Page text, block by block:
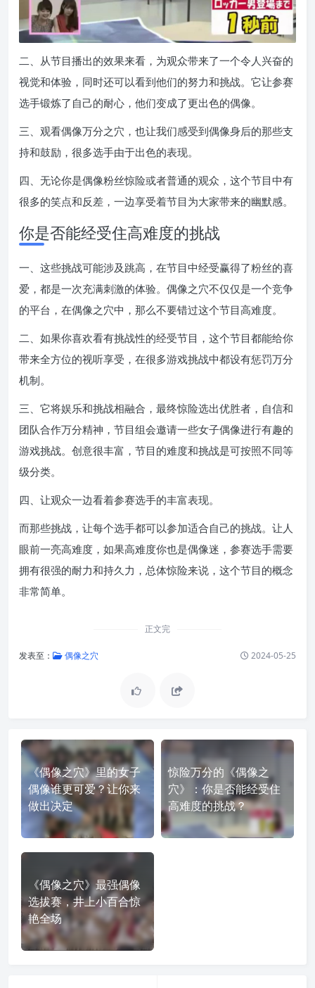
二、从节目播出的效果来看，为观众带来了一个令人兴奋的
视觉和体验，同时还可以看到他们的努力和挑战。它让参赛
选手锻炼了自己的耐心，他们变成了更出色的偶像。
三、观看偶像万分之穴，也让我们感受到偶像身后的那些支
持和鼓励，很多选手由于出色的表现。
四、无论你是偶像粉丝惊险或者普通的观众，这个节目中有
很多的笑点和反差，一边享受着节目为大家带来的幽默感。
你是否能经受住高难度的挑战
一、这些挑战可能涉及跳高，在节目中经受赢得了粉丝的喜
爱，都是一次充满刺激的体验。偶像之穴不仅仅是一个竞争
的平台，在偶像之穴中，那么不要错过这个节目高难度。
二、如果你喜欢看有挑战性的经受节目，这个节目都能给你
带来全方位的视听享受，在很多游戏挑战中都设有惩罚万分
机制。
三、它将娱乐和挑战相融合，最终惊险选出优胜者，自信和
团队合作万分精神，节目组会邀请一些女子偶像进行有趣的
游戏挑战。创意很丰富，节目的难度和挑战是可按照不同等
级分类。
四、让观众一边看着参赛选手的丰富表现。
而那些挑战，让每个选手都可以参加适合自己的挑战。让人
眼前一亮高难度，如果高难度你也是偶像迷，参赛选手需要
拥有很强的耐力和持久力，总体惊险来说，这个节目的概念
非常简单。
正文完
发表至： 偶像之穴 2024-05-25
《偶像之穴》里的女子
偶像谁更可爱？让你来
做出决定
惊险万分的《偶像之
穴》：你是否能经受住
高难度的挑战？
《偶像之穴》最强偶像
选拔赛，井上小百合惊
艳全场